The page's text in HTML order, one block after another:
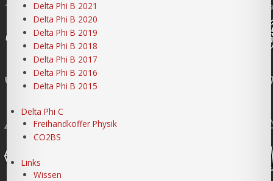
Delta Phi B 2021
Delta Phi B 2020
Delta Phi B 2019
Delta Phi B 2018
Delta Phi B 2017
Delta Phi B 2016
Delta Phi B 2015
Delta Phi C
Freihandkoffer Physik
CO2BS
Links
Wissen